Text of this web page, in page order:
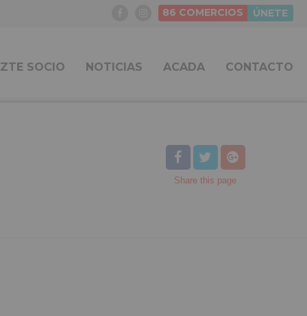
86 COMERCIOS ÚNETE
SOCIO NOTICIAS ACADA CONTACTO
Share this page